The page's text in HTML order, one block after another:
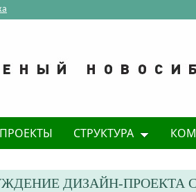
ПРОЕКТЫ СТРУКТУРА
ДИЗАЙН-ПРОЕКТА